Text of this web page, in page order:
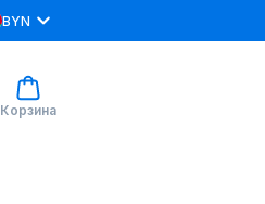
BYN
Корзина